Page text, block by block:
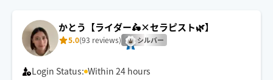
かとう【ライダー🛵×セラピスト🌿】
5.0(93 reviews) シルバー
Login Status: Within 24 hours